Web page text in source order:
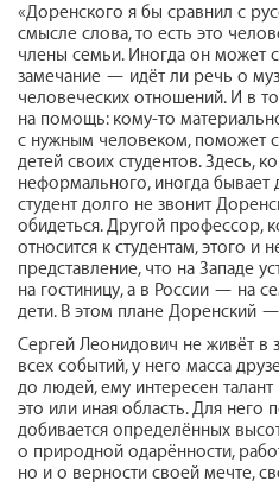
«Доренского я бы сравнил с
смысле слова, то есть это
члены семьи. Иногда он может
замечание — идёт ли речь о
человеческих отношений. И в
на помощь: кому-то
с нужным человеком, поможет
детей своих студентов. Здесь,
неформального, иногда
студент долго не звонит
обидеться. Другой профессор,
относится к студентам, этого и
представление, что на Западе
на гостиницу, а в России — на
дети. В этом плане Доренский
Сергей Леонидович не живёт в
всех событий, у него масса
до людей, ему интересен
это или иная область. Для него
добивается определённых
о природной одарённости,
но и о верности своей мечте,